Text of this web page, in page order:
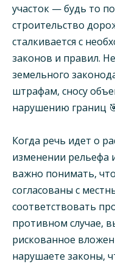
участок — будь то
строительство
сталкивается с
законов и правил.
земельного
штрафам, сносу
нарушению границ
Когда речь идет о
изменении рельефа
важно понимать,
согласованы с
соответствовать
противном случае,
рискованное
нарушаете законы,